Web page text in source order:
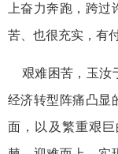
上奋力奔跑，跨
苦、也很充实，有
艰难困苦，玉汝
经济转型阵痛凸显
面，以及繁重艰